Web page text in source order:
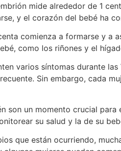
mide alrededor de 1
y el corazón del bebé ha
comienza a formarse y a
como los riñones y el
varios síntomas durante las
Sin embargo, cada
son un momento crucial para
su salud y la de su
que están ocurriendo,